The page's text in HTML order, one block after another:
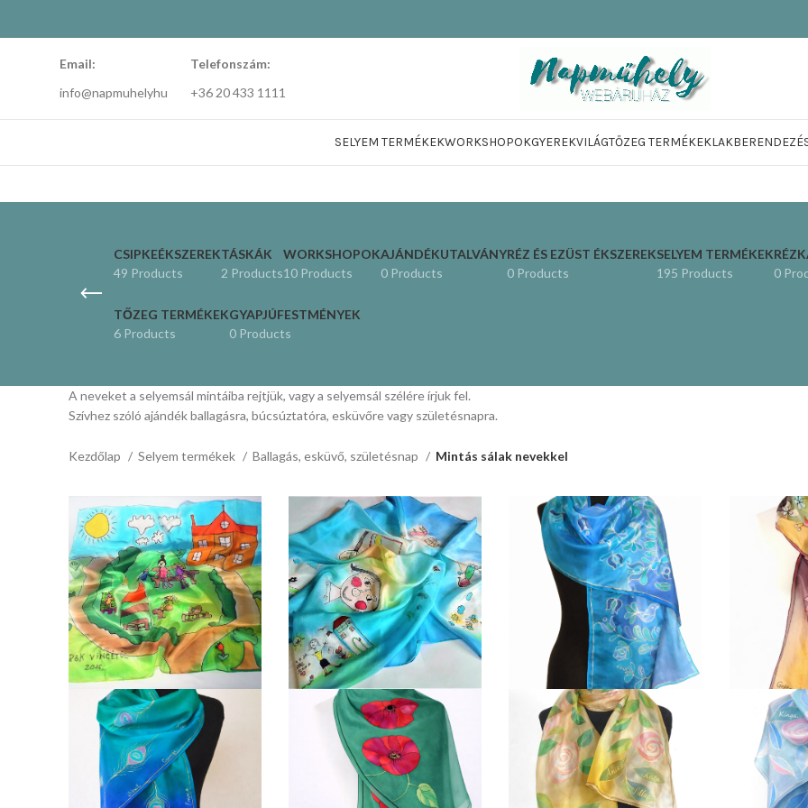
Email:
info@napmuhelyhu
Telefonszám:
+36 20 433 1111
SELYEM TERMÉKEKWORKSHOPOKGYEREKVILÁGTŐZEG TERMÉKEK
CSIPKEÉKSZEREK
49 Products
TÁSKÁK
2 Products
WORKSHOPOK
10 Products
AJÁNDÉKUTALVÁNY
0 Products
RÉZ ÉS EZÜST ÉKSZEREK
0 Products
SELYEM TERMÉKEK
195 Products
0
TŐZEG TERMÉKEK
6 Products
GYAPJÚFESTMÉNYEK
0 Products
A neveket a selyemsál mintáiba rejtjük, vagy a selyemsál szélére írjuk fel.
Szívhez szóló ajándék ballagásra, búcsúztatóra, esküvőre vagy születésnapra.
Kezdőlap Selyem termékek Ballagás, esküvő, születésnap Mintás sálak nevekkel